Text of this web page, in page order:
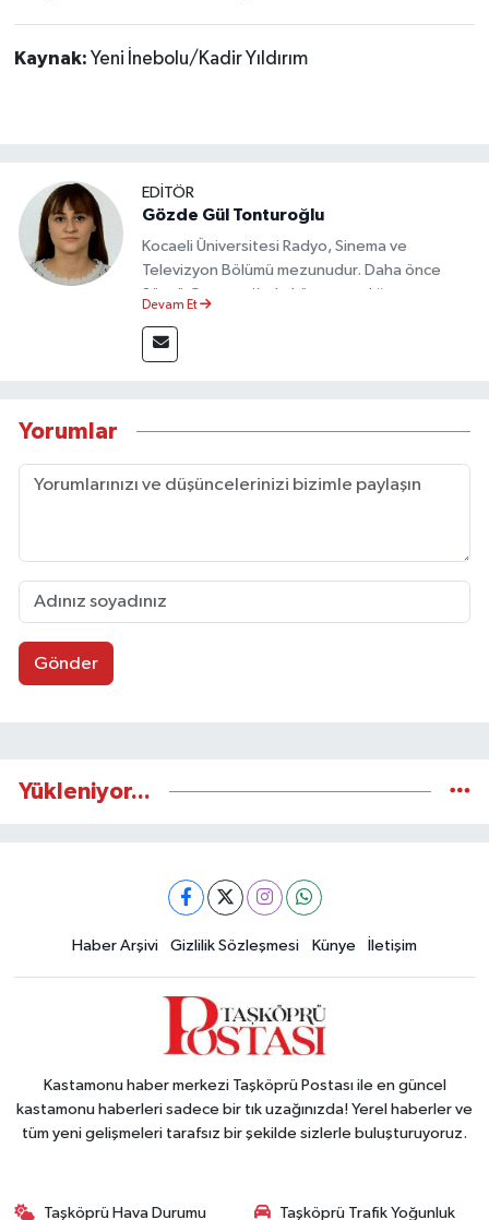
Kaynak: Yeni İnebolu/Kadir Yıldırım
EDİTÖR
Gözde Gül Tonturoğlu
Kocaeli Üniversitesi Radyo, Sinema ve
Televizyon Bölümü mezunudur. Daha önce
Sözcü Gazetesi’nde köşe yazarlığı yapmış ve
Devam Et
Yorumlar
Gönder
Yükleniyor...
Haber Arşivi Gizlilik Sözleşmesi Künye İletişim
Kastamonu haber merkezi Taşköprü Postası ile en güncel
kastamonu haberleri sadece bir tık uzağınızda! Yerel haberler ve
tüm yeni gelişmeleri tarafsız bir şekilde sizlerle buluşturuyoruz.
Taşköprü Hava Durumu Taşköprü Trafik Yoğunluk